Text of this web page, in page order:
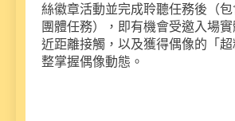
絲徽章活動並完成聆聽任務後（
團體任務），即有機會受邀入場
近距離接觸，以及獲得偶像的「
整掌握偶像動態。